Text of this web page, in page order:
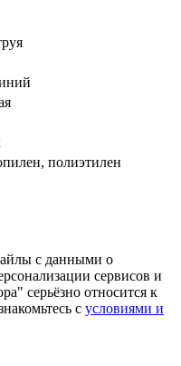
полиэтилен
с данными о
сервисов и
серьёзно относится к
с условиями и